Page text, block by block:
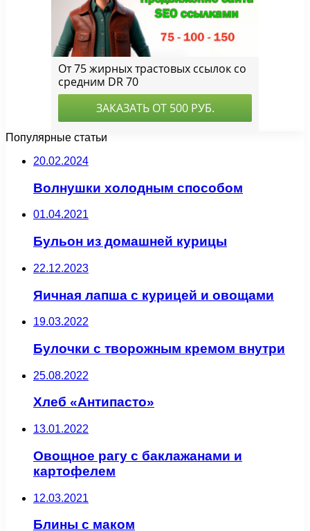
Популярные статьи
20.02.2024
Волнушки холодным способом
01.04.2021
Бульон из домашней курицы
22.12.2023
Яичная лапша с курицей и овощами
19.03.2022
Булочки с творожным кремом внутри
25.08.2022
Хлеб «Антипасто»
13.01.2022
Овощное рагу с баклажанами и
картофелем
12.03.2021
Блины с маком